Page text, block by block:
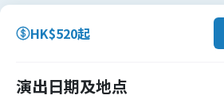
HK$520起
演出日期及地点